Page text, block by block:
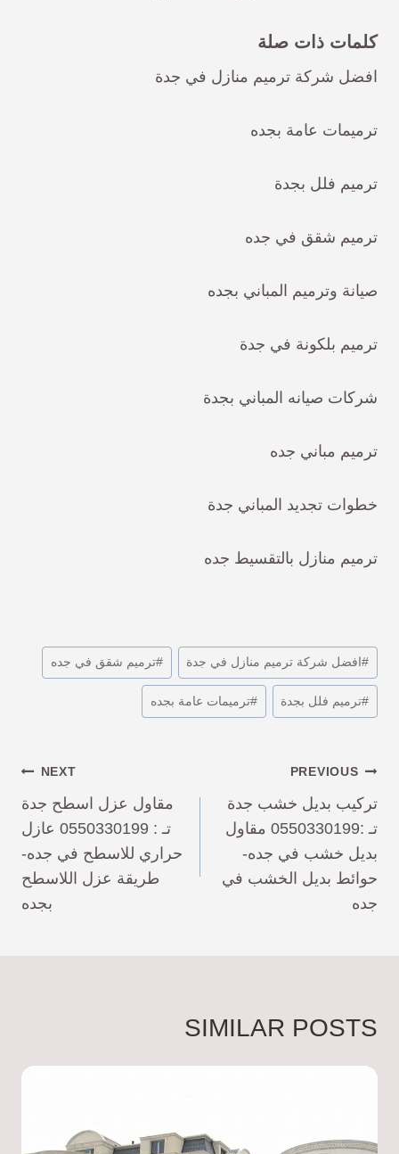
كلمات ذات صلة
افضل شركة ترميم منازل في جدة
ترميمات عامة بجده
ترميم فلل بجدة
ترميم شقق في جده
صيانة وترميم المباني بجده
ترميم بلكونة في جدة
شركات صيانه المباني بجدة
ترميم مباني جده
خطوات تجديد المباني جدة
ترميم منازل بالتقسيط جده
#افضل شركة ترميم منازل في جدة #ترميم شقق في جده
#ترميم فلل بجدة #ترميمات عامة بجده
PREVIOUS
تركيب بديل خشب جدة
تـ :0550330199 مقاول
بديل خشب في جده-
حوائط بديل الخشب في
جده
NEXT
مقاول عزل اسطح جدة
تـ : 0550330199 عازل
حراري للاسطح في جده-
طريقة عزل اللاسطح
بجده
SIMILAR POSTS